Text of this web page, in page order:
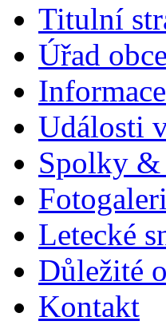
Titulní
Úřad obce
Události
Spolky &
Letecké
Důležité
Kontakt